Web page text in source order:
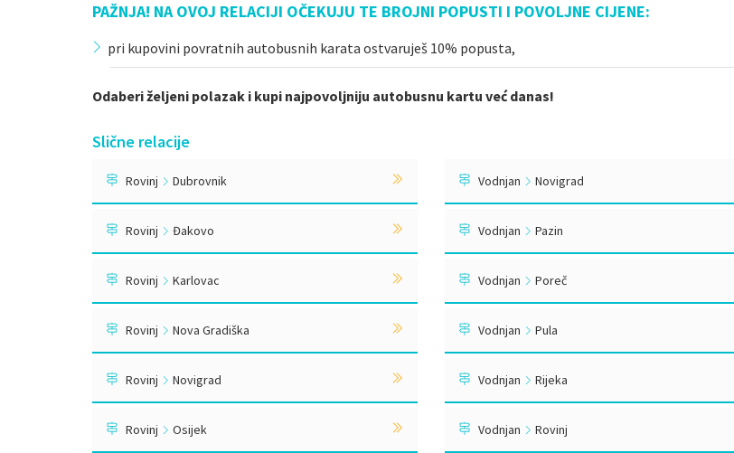
PAŽNJA! NA OVOJ RELACIJI OČEKUJU TE BROJNI POPUSTI I POVOLJNE CIJENE:
pri kupovini povratnih autobusnih karata ostvaruješ 10% popusta,
Odaberi željeni polazak i kupi najpovoljniju autobusnu kartu već danas!
Slične relacije
Rovinj Dubrovnik
Rovinj Đakovo
Rovinj Karlovac
Rovinj Nova Gradiška
Rovinj Novigrad
Rovinj Osijek
Vodnjan Novigrad
Vodnjan Pazin
Vodnjan Poreč
Vodnjan Pula
Vodnjan Rijeka
Vodnjan Rovinj